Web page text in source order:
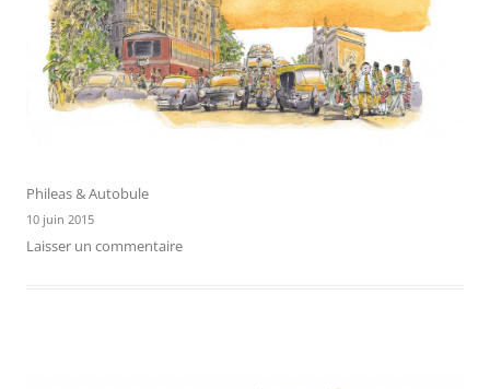
Phileas & Autobule
10 juin 2015
Laisser un commentaire